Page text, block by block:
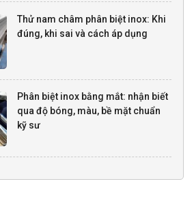
Thử nam châm phân biệt inox: Khi
đúng, khi sai và cách áp dụng
Phân biệt inox bằng mắt: nhận biết
qua độ bóng, màu, bề mặt chuẩn
kỹ sư